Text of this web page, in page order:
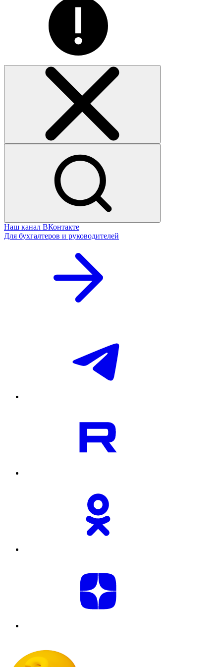
Наш канал ВКонтакте
Для бухгалтеров и руководителей